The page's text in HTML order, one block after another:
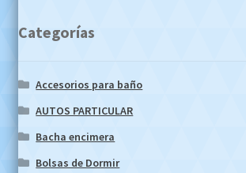
Categorías
Accesorios para baño
AUTOS PARTICULAR
Bacha encimera
Bolsas de Dormir